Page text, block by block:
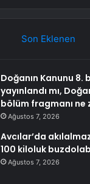
Son Eklenen
Doğanın Kanunu 8.
yayınlandı mı,
bölüm fragmanı ne
Ağustos 7, 2026
Avcılar’da
100 kiloluk
Ağustos 7, 2026